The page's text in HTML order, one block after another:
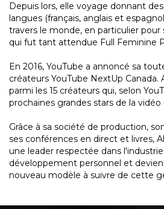
Depuis lors, elle voyage donnant
langues (français, anglais et
travers le monde, en particulier
qui fut tant attendue Full Feminine
En 2016, YouTube a annoncé sa
créateurs YouTube NextUp Canada.
parmi les 15 créateurs qui, selon
prochaines grandes stars de la vidéo
Grâce à sa société de production,
ses conférences en direct et livres,
une leader respectée dans
développement personnel et
nouveau modèle à suivre de cette